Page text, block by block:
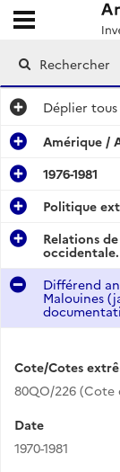
Archives
Ouvrir le menu
Déplier tous
Amérique /
1976-1981
Politique
Relations
occidentale.
Différend
Malouines
Cote/Cotes
80QO/226 (Cote
Date
1970-1981